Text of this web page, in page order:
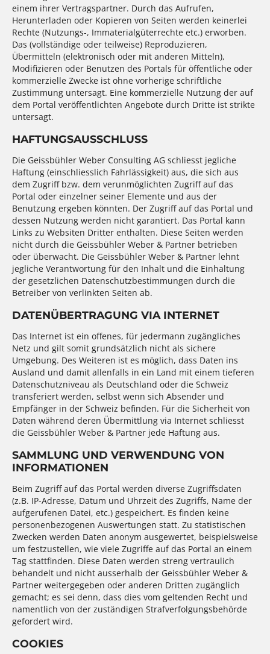
einem ihrer Vertragspartner. Durch das Aufrufen,
Herunterladen oder Kopieren von Seiten werden keinerlei
Rechte (Nutzungs-, Immaterialgüterrechte etc.) erworben.
Das (vollständige oder teilweise) Reproduzieren,
Übermitteln (elektronisch oder mit anderen Mitteln),
Modifizieren oder Benutzen des Portals für öffentliche oder
kommerzielle Zwecke ist ohne vorherige schriftliche
Zustimmung untersagt. Eine kommerzielle Nutzung der auf
dem Portal veröffentlichten Angebote durch Dritte ist strikte
untersagt.
HAFTUNGSAUSSCHLUSS
Die Geissbühler Weber Consulting AG schliesst jegliche
Haftung (einschliesslich Fahrlässigkeit) aus, die sich aus
dem Zugriff bzw. dem verunmöglichten Zugriff auf das
Portal oder einzelner seiner Elemente und aus der
Benutzung ergeben könnten. Der Zugriff auf das Portal und
dessen Nutzung werden nicht garantiert. Das Portal kann
Links zu Websiten Dritter enthalten. Diese Seiten werden
nicht durch die Geissbühler Weber & Partner betrieben
oder überwacht. Die Geissbühler Weber & Partner lehnt
jegliche Verantwortung für den Inhalt und die Einhaltung
der gesetzlichen Datenschutzbestimmungen durch die
Betreiber von verlinkten Seiten ab.
DATENÜBERTRAGUNG VIA INTERNET
Das Internet ist ein offenes, für jedermann zugängliches
Netz und gilt somit grundsätzlich nicht als sichere
Umgebung. Des Weiteren ist es möglich, dass Daten ins
Ausland und damit allenfalls in ein Land mit einem tieferen
Datenschutzniveau als Deutschland oder die Schweiz
transferiert werden, selbst wenn sich Absender und
Empfänger in der Schweiz befinden. Für die Sicherheit von
Daten während deren Übermittlung via Internet schliesst
die Geissbühler Weber & Partner jede Haftung aus.
SAMMLUNG UND VERWENDUNG VON
INFORMATIONEN
Beim Zugriff auf das Portal werden diverse Zugriffsdaten
(z.B. IP-Adresse, Datum und Uhrzeit des Zugriffs, Name der
aufgerufenen Datei, etc.) gespeichert. Es finden keine
personenbezogenen Auswertungen statt. Zu statistischen
Zwecken werden Daten anonym ausgewertet, beispielsweise
um festzustellen, wie viele Zugriffe auf das Portal an einem
Tag stattfinden. Diese Daten werden streng vertraulich
behandelt und nicht ausserhalb der Geissbühler Weber &
Partner weitergegeben oder anderen Dritten zugänglich
gemacht; es sei denn, dass dies vom geltenden Recht und
namentlich von der zuständigen Strafverfolgungsbehörde
gefordert wird.
COOKIES